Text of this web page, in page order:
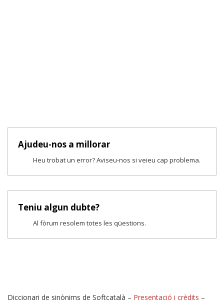
Ajudeu-nos a millorar
Heu trobat un error? Aviseu-nos si veieu cap problema.
Teniu algun dubte?
Al fòrum resolem totes les qüestions.
Diccionari de sinònims de Softcatalà – Presentació i crèdits –